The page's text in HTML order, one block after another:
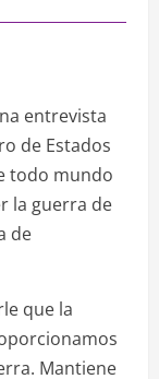
entrevista
de Estados
todo mundo
la guerra de
de
que la
Mantiene